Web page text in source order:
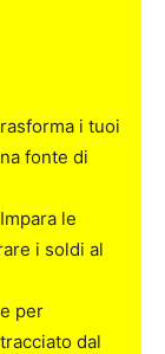
i tuoi
fonte di
le
i soldi al
per
dal